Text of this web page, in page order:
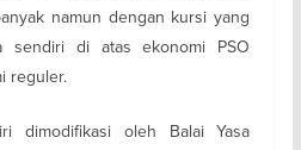
namun dengan kursi yang
sendiri di atas ekonomi PSO
reguler.
dimodifikasi oleh Balai Yasa